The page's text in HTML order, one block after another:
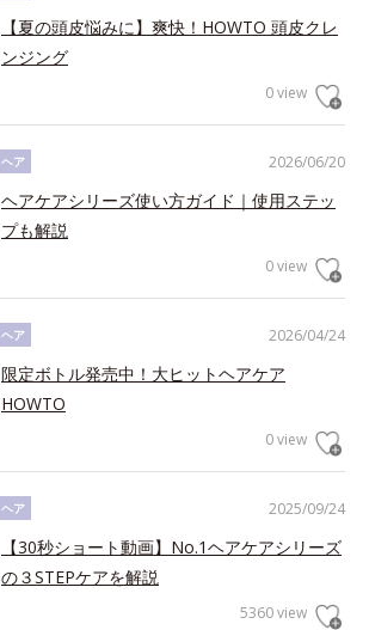
【夏の頭皮悩みに】爽快！HOWTO 頭皮クレ
ンジング
0 view
2026/06/20
ヘア
ヘアケアシリーズ使い方ガイド｜使用ステッ
プも解説
0 view
2026/04/24
ヘア
限定ボトル発売中！大ヒットヘアケア
HOWTO
0 view
2025/09/24
ヘア
【30秒ショート動画】No.1ヘアケアシリーズ
の３STEPケアを解説
5360 view